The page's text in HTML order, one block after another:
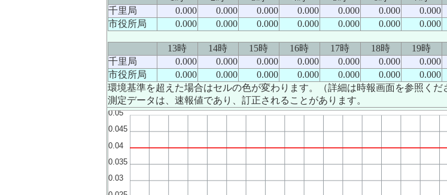
千里局
0.000 0.000 0.000 0.000 0.000 0.000 0.000
市役所局
0.000 0.000 0.000 0.000 0.000 0.000 0.000
13時 14時 15時 16時 17時 18時 19時
千里局
0.000 0.000 0.000 0.000 0.000 0.000 0.000
市役所局
0.000 0.000 0.000 0.000 0.000 0.000 0.000
環境基準を超えた場合はセルの色が変わります。（詳細は時報画面を参照くだ
測定データは、速報値であり、訂正されることがあります。